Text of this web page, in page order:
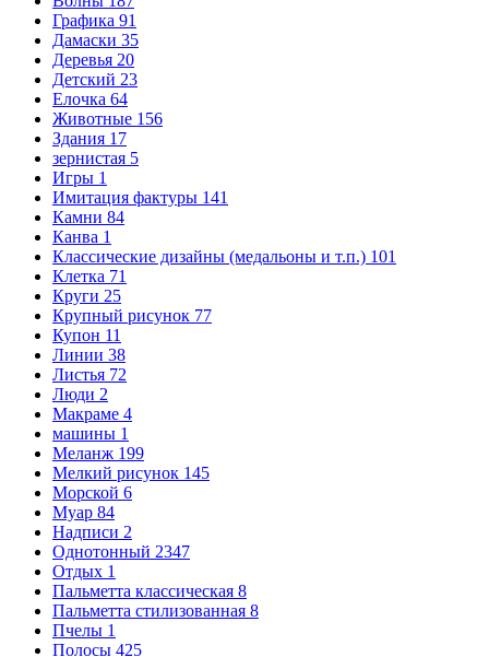
Графика 91
Дамаски 35
Деревья 20
Детский 23
Елочка 64
Животные 156
Здания 17
зернистая 5
Игры 1
Имитация фактуры 141
Камни 84
Канва 1
Классические дизайны (медальоны и т.п.) 101
Клетка 71
Круги 25
Крупный рисунок 77
Купон 11
Линии 38
Листья 72
Люди 2
Макраме 4
машины 1
Меланж 199
Мелкий рисунок 145
Морской 6
Муар 84
Надписи 2
Однотонный 2347
Отдых 1
Пальметта классическая 8
Пальметта стилизованная 8
Пчелы 1
Полосы 425